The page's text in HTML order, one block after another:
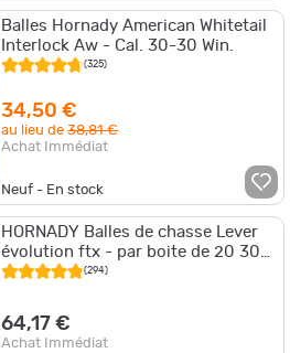
Balles Hornady American Whitetail
Interlock Aw - Cal. 30-30 Win.
(325)
34,50 €
au lieu de38,81 €
Achat Immédiat
Neuf - En stock
HORNADY Balles de chasse Lever
évolution ftx - par boite de 20 30-
(294)
64,17 €
Achat Immédiat